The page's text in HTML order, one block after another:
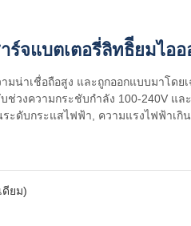
ร์จแบตเตอรี่ลิทธิียมไอ
น่าเชื่อถือสูง และถูกออกแบบมาโด
วงความกระชับกําลัง 100-240V แ
ะดับกระแสไฟฟ้า, ความแรงไฟฟ้าเ
ดียม)